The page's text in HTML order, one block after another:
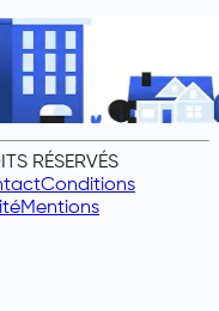
RÉSERVÉS
Conditions
Mentions